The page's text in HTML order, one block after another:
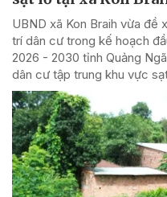
UBND xã Kon Braih vừa đề
trí dân cư trong kế hoạch
2026 - 2030 tỉnh Quảng
dân cư tập trung khu vực